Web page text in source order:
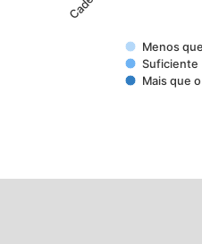
Menos
Suficiente
Mais que